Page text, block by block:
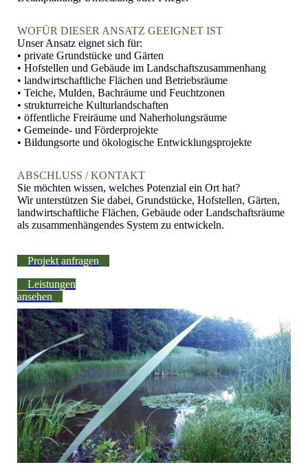
WOFÜR DIESER ANSATZ GEEIGNET IST
Unser Ansatz eignet sich für:
• private Grundstücke und Gärten
• Hofstellen und Gebäude im Landschaftszusammenhang
• landwirtschaftliche Flächen und Betriebsräume
• Teiche, Mulden, Bachräume und Feuchtzonen
• strukturreiche Kulturlandschaften
• öffentliche Freiräume und Naherholungsräume
• Gemeinde- und Förderprojekte
• Bildungsorte und ökologische Entwicklungsprojekte
ABSCHLUSS / KONTAKT
Sie möchten wissen, welches Potenzial ein Ort hat?
Wir unterstützen Sie dabei, Grundstücke, Hofstellen, Gärten,
landwirtschaftliche Flächen, Gebäude oder Landschaftsräume
als zusammenhängendes System zu entwickeln.
Projekt anfragen
Leistungen
ansehen